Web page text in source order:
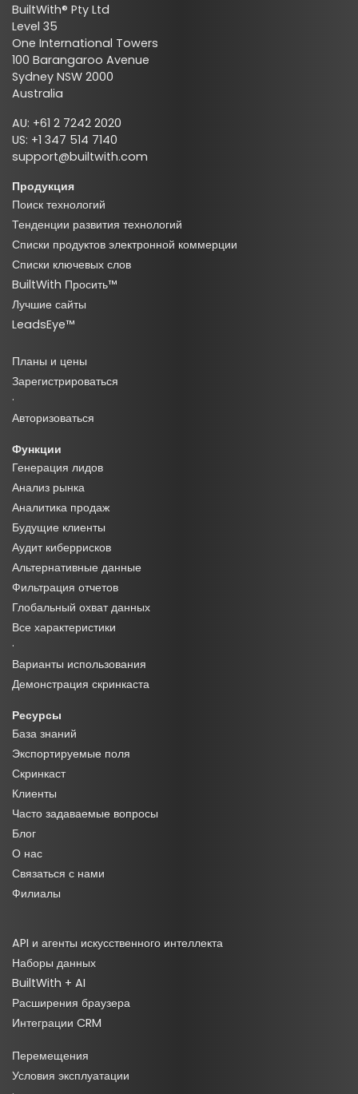
BuiltWith® Pty Ltd
Level 35
One International Towers
100 Barangaroo Avenue
Sydney NSW 2000
Australia
AU: +61 2 7242 2020
US: +1 347 514 7140
support@builtwith.com
Продукция
Поиск технологий
Тенденции развития технологий
Списки продуктов электронной коммерции
Списки ключевых слов
BuiltWith Просить™
Лучшие сайты
LeadsEye™
Планы и цены
Зарегистрироваться
·
Авторизоваться
Функции
Генерация лидов
Анализ рынка
Аналитика продаж
Будущие клиенты
Аудит киберрисков
Альтернативные данные
Фильтрация отчетов
Глобальный охват данных
Все характеристики
·
Варианты использования
Демонстрация скринкаста
Ресурсы
База знаний
Экспортируемые поля
Скринкаст
Клиенты
Часто задаваемые вопросы
Блог
О нас
Связаться с нами
Филиалы
API и агенты искусственного интеллекта
Наборы данных
BuiltWith + AI
Расширения браузера
Интеграции CRM
Перемещения
Условия эксплуатации